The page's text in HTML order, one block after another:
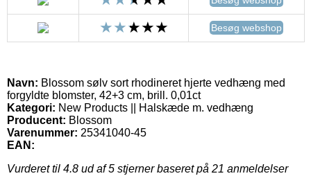
Besøg webshop
Navn: Blossom sølv sort rhodineret hjerte vedhæng med
forgyldte blomster, 42+3 cm, brill. 0,01ct
Kategori: New Products || Halskæde m. vedhæng
Producent: Blossom
Varenummer: 25341040-45
EAN:
Vurderet til 4.8 ud af 5 stjerner baseret på 21 anmeldelser